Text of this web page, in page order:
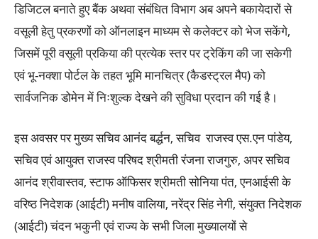
डिजिटल बनाते हुए बैंक अथवा संबंधित विभाग अब अपने बकायेदारों से
वसूली हेतु प्रकरणों को ऑनलाइन माध्यम से कलेक्टर को भेज सकेंगे,
जिसमें पूरी वसूली प्रकिया की प्रत्येक स्तर पर ट्रेकिंग की जा सकेगी
एवं भू-नक्शा पोर्टल के तहत भूमि मानचित्र (कैडस्ट्रल मैप) को
सार्वजनिक डोमेन में निःशुल्क देखने की सुविधा प्रदान की गई है।
इस अवसर पर मुख्य सचिव आनंद बर्द्धन, सचिव राजस्व एस.एन पांडेय,
सचिव एवं आयुक्त राजस्व परिषद श्रीमती रंजना राजगुरु, अपर सचिव
आनंद श्रीवास्तव, स्टाफ ऑफिसर श्रीमती सोनिया पंत, एनआईसी के
वरिष्ठ निदेशक (आईटी) मनीष वालिया, नरेंद्र सिंह नेगी, संयुक्त निदेशक
(आईटी) चंदन भकुनी एवं राज्य के सभी जिला मुख्यालयों से